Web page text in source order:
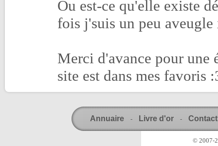
Ou est-ce qu'elle existe
fois j'suis un peu aveugle
Merci d'avance pour une
site est dans mes favoris
Annuaire - Livre d'or - Contact
© 2007-